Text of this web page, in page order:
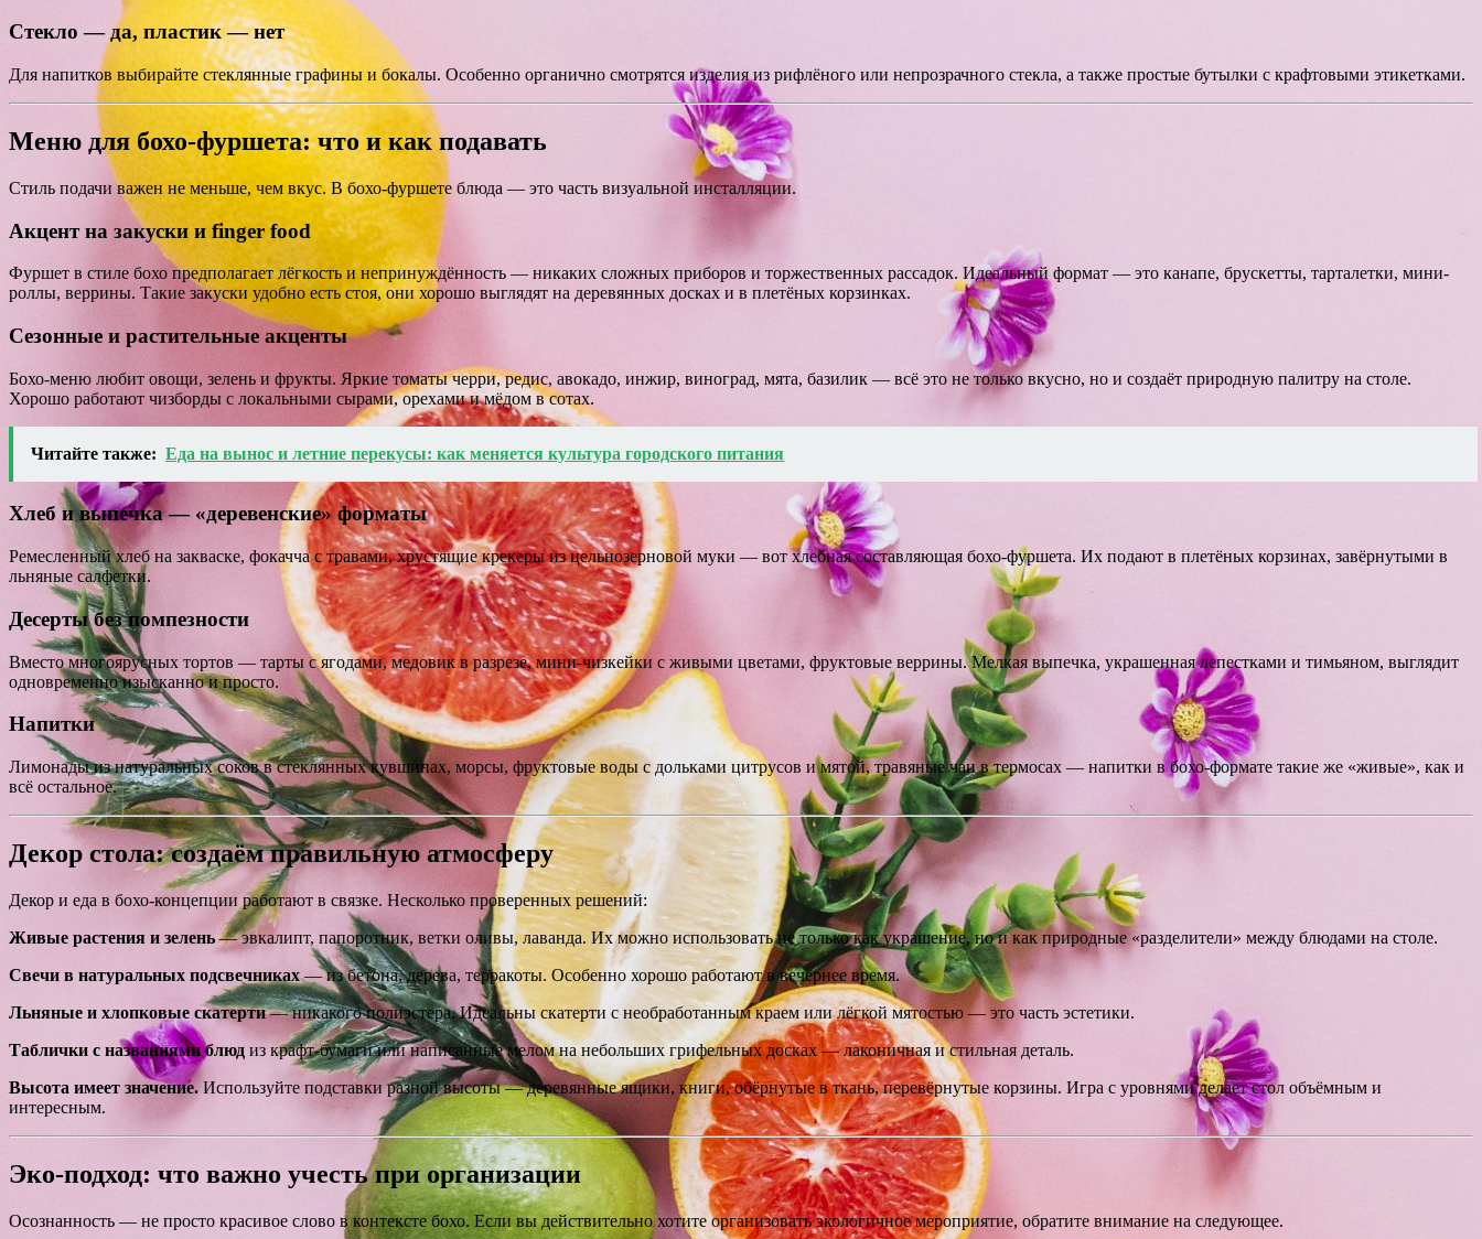
Стекло — да, пластик — нет
Для напитков выбирайте стеклянные графины и бокалы. Особенно органично смотрятся изделия из рифлёного или непрозрачного стекла, а также простые бутылки с крафтовыми этикетками.
Меню для бохо-фуршета: что и как подавать
Стиль подачи важен не меньше, чем вкус. В бохо-фуршете блюда — это часть визуальной инсталляции.
Акцент на закуски и finger food
Фуршет в стиле бохо предполагает лёгкость и непринуждённость — никаких сложных приборов и торжественных рассадок. Идеальный формат — это канапе, брускетты, тарталетки, мини-
роллы, веррины. Такие закуски удобно есть стоя, они хорошо выглядят на деревянных досках и в плетёных корзинках.
Сезонные и растительные акценты
Бохо-меню любит овощи, зелень и фрукты. Яркие томаты черри, редис, авокадо, инжир, виноград, мята, базилик — всё это не только вкусно, но и создаёт природную палитру на столе.
Хорошо работают чизборды с локальными сырами, орехами и мёдом в сотах.
Читайте также: Еда на вынос и летние перекусы: как меняется культура городского питания
Хлеб и выпечка — «деревенские» форматы
Ремесленный хлеб на закваске, фокачча с травами, хрустящие крекеры из цельнозерновой муки — вот хлебная составляющая бохо-фуршета. Их подают в плетёных корзинах, завёрнутыми в
льняные салфетки.
Десерты без помпезности
Вместо многоярусных тортов — тарты с ягодами, медовик в разрезе, мини-чизкейки с живыми цветами, фруктовые веррины. Мелкая выпечка, украшенная лепестками и тимьяном, выглядит
одновременно изысканно и просто.
Напитки
Лимонады из натуральных соков в стеклянных кувшинах, морсы, фруктовые воды с дольками цитрусов и мятой, травяные чаи в термосах — напитки в бохо-формате такие же «живые», как и
всё остальное.
Декор стола: создаём правильную атмосферу
Декор и еда в бохо-концепции работают в связке. Несколько проверенных решений:
Живые растения и зелень— эвкалипт, папоротник, ветки оливы, лаванда. Их можно использовать не только как украшение, но и как природные «разделители» между блюдами на столе.
Свечи в натуральных подсвечниках— из бетона, дерева, терракоты. Особенно хорошо работают в вечернее время.
Льняные и хлопковые скатерти— никакого полиэстера. Идеальны скатерти с необработанным краем или лёгкой мятостью — это часть эстетики.
Таблички с названиями блюд из крафт-бумаги или написанные мелом на небольших грифельных досках — лаконичная и стильная деталь.
Высота имеет значение. Используйте подставки разной высоты — деревянные ящики, книги, обёрнутые в ткань, перевёрнутые корзины. Игра с уровнями делает стол объёмным и
интересным.
Эко-подход: что важно учесть при организации
Осознанность — не просто красивое слово в контексте бохо. Если вы действительно хотите организовать экологичное мероприятие, обратите внимание на следующее.